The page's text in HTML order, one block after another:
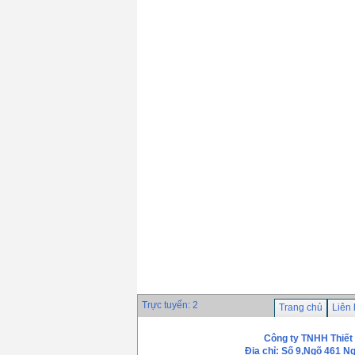
Trực tuyến: 2 Trang chủ Liên
Công ty TNHH
Địa chỉ: Số 9,Ngõ 461